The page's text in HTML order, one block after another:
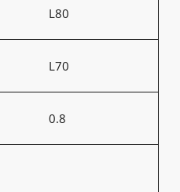
L80
L70
0.8